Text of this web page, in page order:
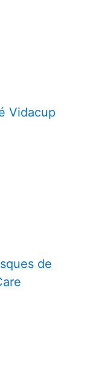
Vidacup
de